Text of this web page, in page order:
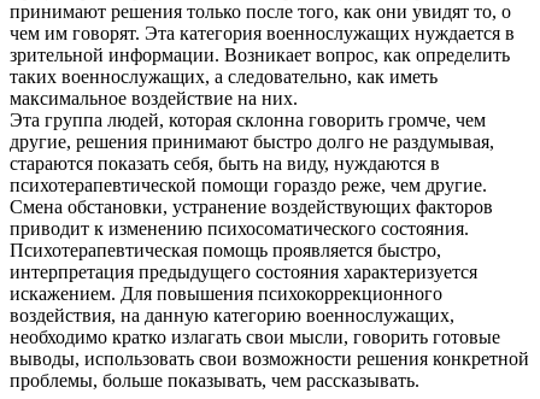
принимают решения только после того, как они увидят то, о
чем им говорят. Эта категория военнослужащих нуждается в
зрительной информации. Возникает вопрос, как определить
таких военнослужащих, а следовательно, как иметь
максимальное воздействие на них.
Эта группа людей, которая склонна говорить громче, чем
другие, решения принимают быстро долго не раздумывая,
стараются показать себя, быть на виду, нуждаются в
психотерапевтической помощи гораздо реже, чем другие.
Смена обстановки, устранение воздействующих факторов
приводит к изменению психосоматического состояния.
Психотерапевтическая помощь проявляется быстро,
интерпретация предыдущего состояния характеризуется
искажением. Для повышения психокоррекционного
воздействия, на данную категорию военнослужащих,
необходимо кратко излагать свои мысли, говорить готовые
выводы, использовать свои возможности решения конкретной
проблемы, больше показывать, чем рассказывать.